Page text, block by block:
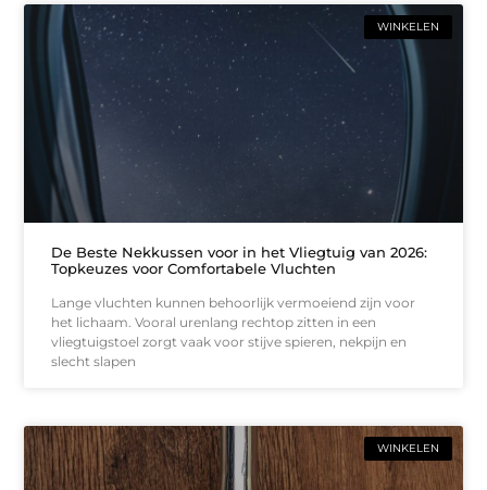
WINKELEN
De Beste Nekkussen voor in het Vliegtuig van 2026:
Topkeuzes voor Comfortabele Vluchten
Lange vluchten kunnen behoorlijk vermoeiend zijn voor
het lichaam. Vooral urenlang rechtop zitten in een
vliegtuigstoel zorgt vaak voor stijve spieren, nekpijn en
slecht slapen
WINKELEN